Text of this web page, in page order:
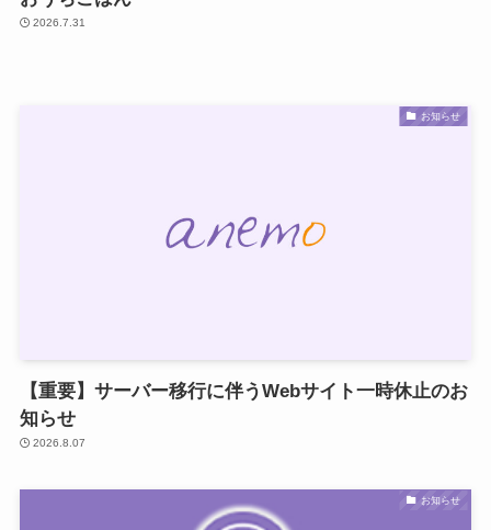
2026.7.31
お知らせ
【重要】サーバー移行に伴うWebサイト一時休止のお
知らせ
2026.8.07
お知らせ